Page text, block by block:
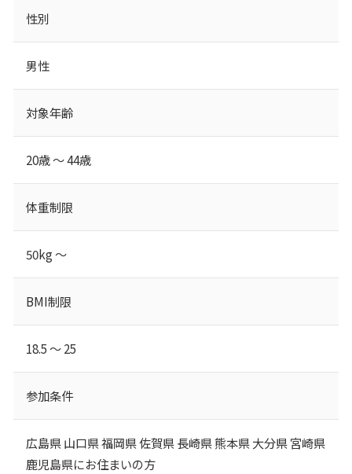
性別
男性
対象年齢
20歳 ～ 44歳
体重制限
50kg ～
BMI制限
18.5 ～ 25
参加条件
広島県 山口県 福岡県 佐賀県 長崎県 熊本県 大分県 宮崎県
鹿児島県にお住まいの方